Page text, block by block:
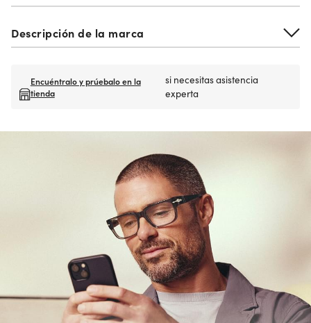
Descripción de la marca
Encuéntralo y prúebalo en la
tienda
si necesitas asistencia
experta